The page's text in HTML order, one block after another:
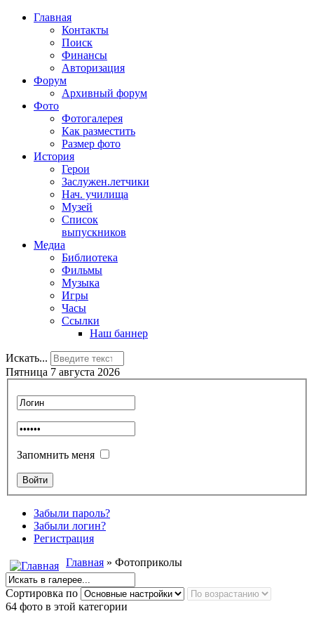
Главная
Контакты
Поиск
Финансы
Авторизация
Форум
Архивный форум
Фото
Фотогалерея
Как разместить
Размер фото
История
Герои
Заслужен.летчики
Нач. училища
Музей
Список
выпускников
Медиа
Библиотека
Фильмы
Музыка
Игры
Часы
Ссылки
Наш баннер
Искать...
Пятница 7 августа 2026
Запомнить меня
Забыли пароль?
Забыли логин?
Регистрация
Главная » Фотоприколы
Сортировка по
64 фото в этой категории